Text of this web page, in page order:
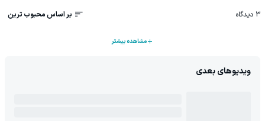
3 دیدگاه بر اساس محبوب ترین
مشاهده بیشتر
ویدیوهای بعدی